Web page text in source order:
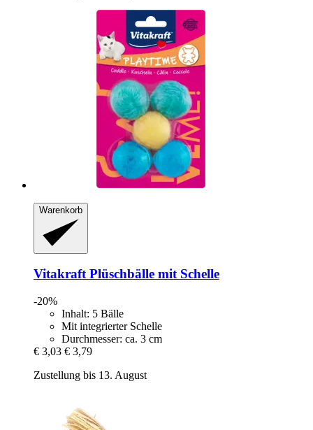
Warenkorb
VitakraftPlüschbälle mit Schelle
-20%
Inhalt: 5 Bälle
Mit integrierter Schelle
Durchmesser: ca. 3 cm
€ 3,03 € 3,79
Zustellung bis 13. August